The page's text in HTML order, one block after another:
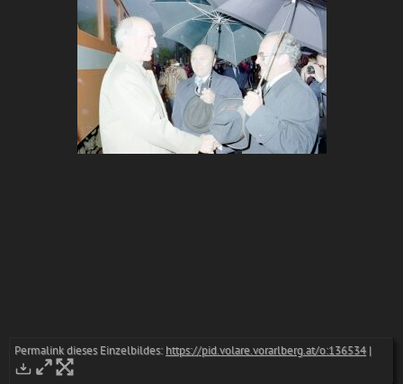
Permalink dieses Einzelbildes:https://pid.volare.vorarlberg.at/o:136534|